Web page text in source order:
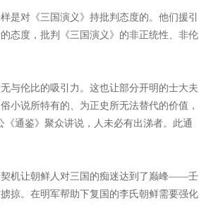
是对《三国演义》持批判态度的。他们援引
态度，批判《三国演义》的非正统性、非伦
与伦比的吸引力。这也让部分开明的士大夫
小说所特有的、为正史所无法替代的价值，
通鉴》聚众讲说，人未必有出涕者。此通
机让朝鲜人对三国的痴迷达到了巅峰——壬
掠。在明军帮助下复国的李氏朝鲜需要强化